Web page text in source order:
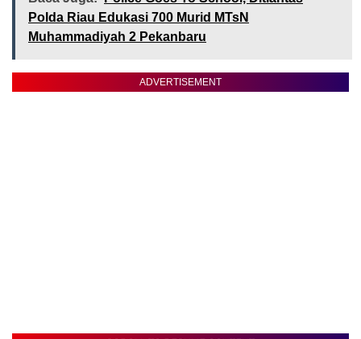
Polda Riau Edukasi 700 Murid MTsN
Muhammadiyah 2 Pekanbaru
ADVERTISEMENT